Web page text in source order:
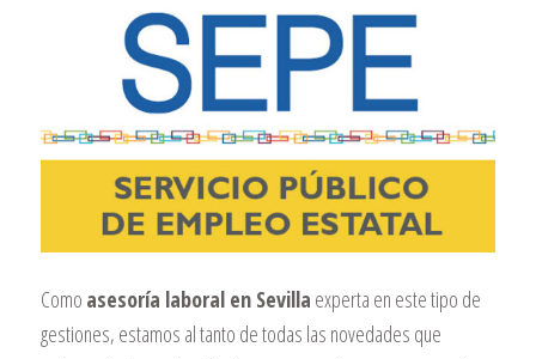
Como asesoría laboral en Sevilla experta en este tipo de
gestiones, estamos al tanto de todas las novedades que